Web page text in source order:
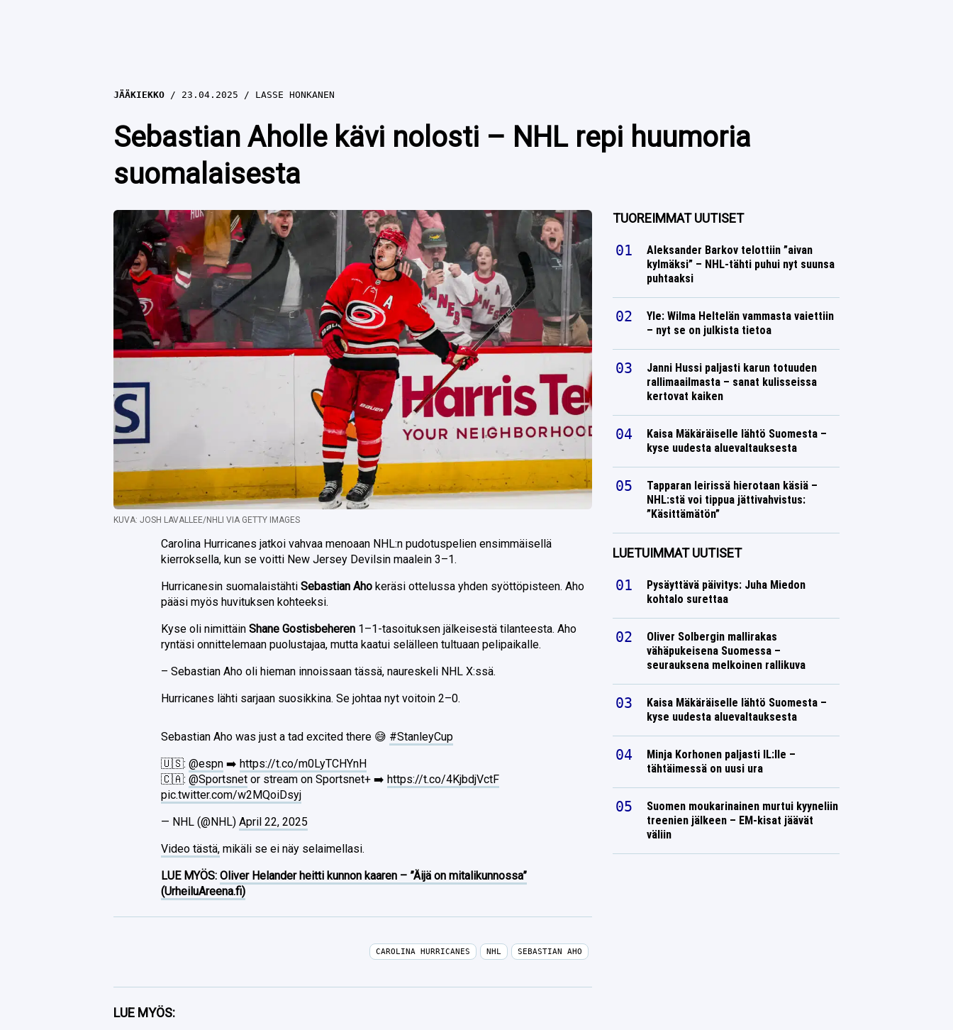
JÄÄKIEKKO 23.04.2025 LASSE HONKANEN
Sebastian Aholle kävi nolosti – NHL repi huumoria
suomalaisesta
KUVA: JOSH LAVALLEE/NHLI VIA GETTY IMAGES
Carolina Hurricanes jatkoi vahvaa menoaan NHL:n pudotuspelien ensimmäisellä
kierroksella, kun se voitti New Jersey Devilsin maalein 3–1.
Hurricanesin suomalaistähti Sebastian Aho keräsi ottelussa yhden syöttöpisteen. Aho
pääsi myös huvituksen kohteeksi.
Kyse oli nimittäinShane Gostisbeheren 1–1-tasoituksen jälkeisestä tilanteesta. Aho
ryntäsi onnittelemaan puolustajaa, mutta kaatui selälleen tultuaan pelipaikalle.
– Sebastian Aho oli hieman innoissaan tässä, naureskeli NHL X:ssä.
Hurricanes lähti sarjaan suosikkina. Se johtaa nyt voitoin 2–0.
Sebastian Aho was just a tad excited there 😅 #StanleyCup
🇺🇸:@espn ➡️https://t.co/m0LyTCHYnH
🇨🇦:@Sportsnet or stream on Sportsnet+ ➡️https://t.co/4KjbdjVctF
pic.twitter.com/w2MQoiDsyj
— NHL (@NHL)April 22, 2025
Video tästä, mikäli se ei näy selaimellasi.
LUE MYÖS:Oliver Helander heitti kunnon kaaren – ”Äijä on mitalikunnossa”
(UrheiluAreena.fi)
Facebook
CAROLINA HURRICANES NHL SEBASTIAN AHO
LUE MYÖS:
TUOREIMMAT UUTISET
Aleksander Barkov telottiin ”aivan
kylmäksi” – NHL-tähti puhui nyt suunsa
puhtaaksi
Yle: Wilma Heltelän vammasta vaiettiin
– nyt se on julkista tietoa
Janni Hussi paljasti karun totuuden
rallimaailmasta – sanat kulisseissa
kertovat kaiken
Kaisa Mäkäräiselle lähtö Suomesta –
kyse uudesta aluevaltauksesta
Tapparan leirissä hierotaan käsiä –
NHL:stä voi tippua jättivahvistus:
”Käsittämätön”
LUETUIMMAT UUTISET
Pysäyttävä päivitys: Juha Miedon
kohtalo surettaa
Oliver Solbergin mallirakas
vähäpukeisena Suomessa –
seurauksena melkoinen rallikuva
Kaisa Mäkäräiselle lähtö Suomesta –
kyse uudesta aluevaltauksesta
Minja Korhonen paljasti IL:lle –
tähtäimessä on uusi ura
Suomen moukarinainen murtui kyyneliin
treenien jälkeen – EM-kisat jäävät
väliin